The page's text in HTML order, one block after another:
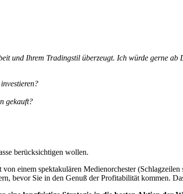
und Ihrem Tradingstil überzeugt. Ich würde gerne
gekauft?
berücksichtigen wollen.
einem spektakulären Medienorchester
bevor Sie in den Genuß der Profitabilität kommen.